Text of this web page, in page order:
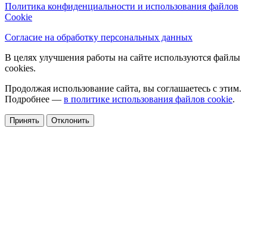
Политика конфиденциальности и использования файлов
Cookie
Согласие на обработку персональных данных
В целях улучшения работы на сайте используются файлы
cookies.
Продолжая использование сайта, вы соглашаетесь с этим.
Подробнее — в политике использования файлов cookie.
Принять Отклонить